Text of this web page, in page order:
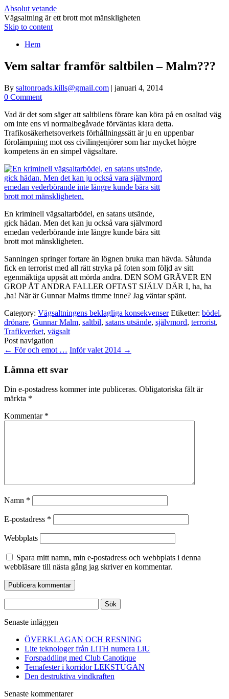
Absolut vetande
Vägsaltning är ett brott mot mänskligheten
Skip to content
Hem
Vem saltar framför saltbilen – Malm???
By saltonroads.kills@gmail.com | januari 4, 2014
0 Comment
Vad är det som säger att saltbilens förare kan köra på en osaltad väg
om inte ens vi normalbegåvade förväntas klara detta.
Trafikosäkerhetsoverkets förhållningssätt är ju en uppenbar
förolämpning mot oss civilingenjörer som har mycket högre
kompetens än en simpel vägsaltare.
En kriminell vägsaltarbödel, en satans utsände,
gick hädan. Men det kan ju också vara självmord
emedan vederbörande inte längre kunde bära sitt
brott mot mänskligheten.
Sanningen springer fortare än lögnen bruka man hävda. Sålunda
fick en terrorist med all rätt stryka på foten som följd av sitt
egenmäktiga uppsåt att mörda andra. DEN SOM GRÄVER EN
GROP ÅT ANDRA FALLER OFTAST SJÄLV DÄR I, ha, ha
,ha! När är Gunnar Malms timme inne? Jag väntar spänt.
Category: Vägsaltningens beklagliga konsekvenser Etiketter: bödel,
drönare, Gunnar Malm, saltbil, satans utsände, självmord, terrorist,
Trafikverket, vägsalt
Post navigation
← För och emot … Inför valet 2014 →
Lämna ett svar
Din e-postadress kommer inte publiceras. Obligatoriska fält är
märkta *
Kommentar *
Namn *
E-postadress *
Webbplats
Spara mitt namn, min e-postadress och webbplats i denna
webbläsare till nästa gång jag skriver en kommentar.
efter:
Senaste inläggen
ÖVERKLAGAN OCH RESNING
Lite teknologer från LiTH numera LiU
Forspaddling med Club Canotique
Temafester i korridor LEKSTUGAN
Den destruktiva vindkraften
Senaste kommentarer